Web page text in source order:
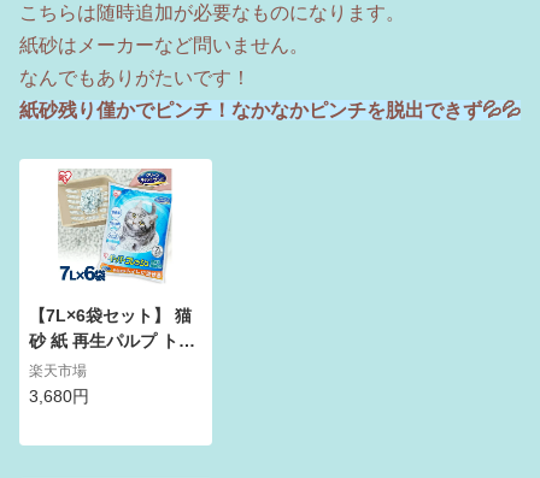
こちらは随時追加が必要なものになります。
紙砂はメーカーなど問いません。
なんでもありがたいです！
紙砂残り僅かでピンチ！なかなかピンチを脱出できず💦💦
【7L×6袋セット】 猫
砂 紙 再生パルプ トイ
レに流せる 燃やせる
しっかり消臭 猫砂 ア
猫 トイレ ペーパーフ
楽天市場
3,680円